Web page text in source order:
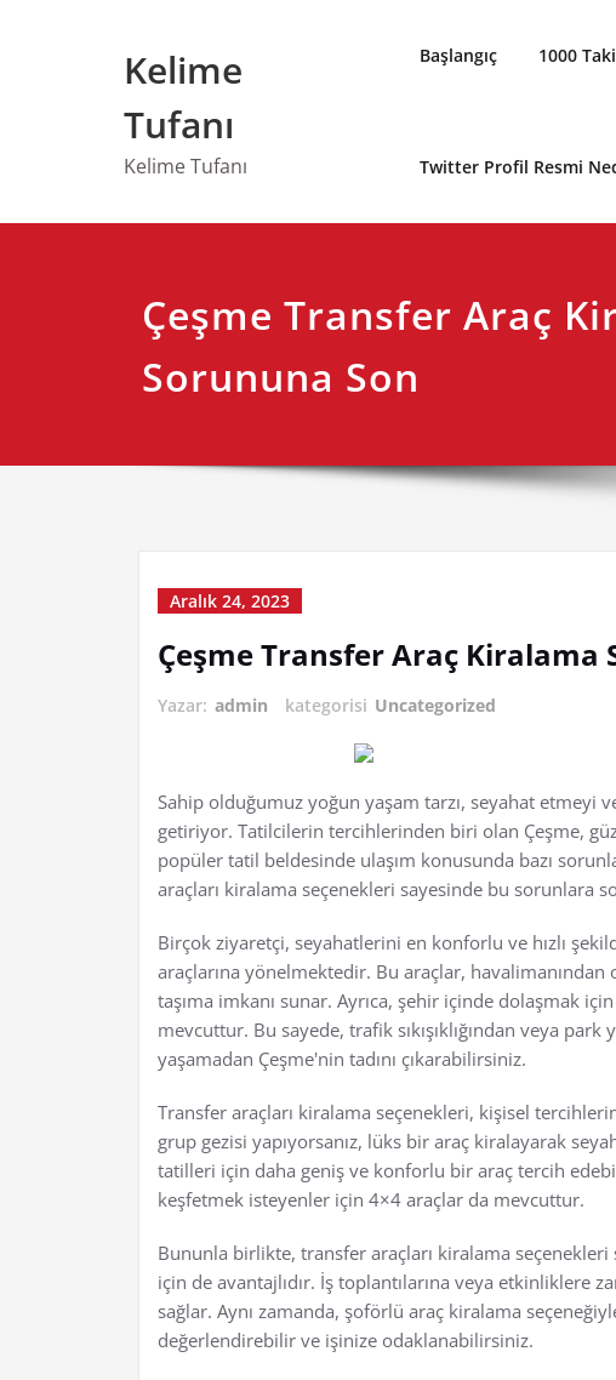
Kelime
Tufanı
Kelime Tufanı
Başlangıç 1000
Twitter Profil Resmi
Çeşme Transfer Araç
Sorununa Son
Aralık 24, 2023
Çeşme Transfer Araç Kiralama
Yazar: admin kategorisi Uncategorized
Sahip olduğumuz yoğun yaşam tarzı, seyahat etmeyi
getiriyor. Tatilcilerin tercihlerinden biri olan Çeşme,
popüler tatil beldesinde ulaşım konusunda bazı
araçları kiralama seçenekleri sayesinde bu sorunlara
Birçok ziyaretçi, seyahatlerini en konforlu ve hızlı
araçlarına yönelmektedir. Bu araçlar,
taşıma imkanı sunar. Ayrıca, şehir içinde dolaşmak
mevcuttur. Bu sayede, trafik sıkışıklığından veya
yaşamadan Çeşme'nin tadını çıkarabilirsiniz.
Transfer araçları kiralama seçenekleri, kişisel
grup gezisi yapıyorsanız, lüks bir araç kiralayarak
tatilleri için daha geniş ve konforlu bir araç tercih
keşfetmek isteyenler için 4×4 araçlar da mevcuttur.
Bununla birlikte, transfer araçları kiralama
için de avantajlıdır. İş toplantılarına veya etkinliklere
sağlar. Aynı zamanda, şoförlü araç kiralama
değerlendirebilir ve işinize odaklanabilirsiniz.